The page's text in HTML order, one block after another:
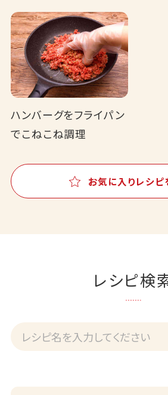
ハンバーグをフライパン
でこねこね調理
お気に入りレシピ
レシピ検